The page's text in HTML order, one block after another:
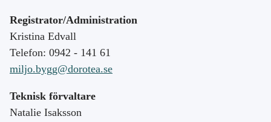
Registrator/Administration
Kristina Edvall
Telefon: 0942 - 141 61
miljo.bygg@dorotea.se
Teknisk förvaltare
Natalie Isaksson